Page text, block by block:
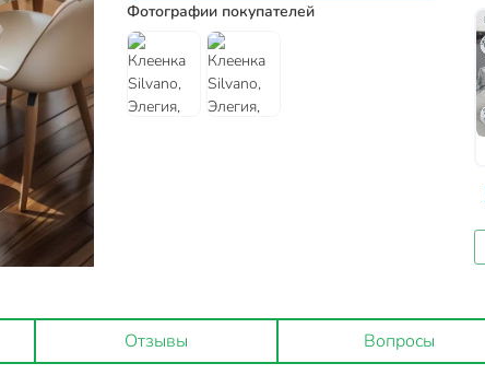
Фотографии покупателей
Отзывы Вопросы